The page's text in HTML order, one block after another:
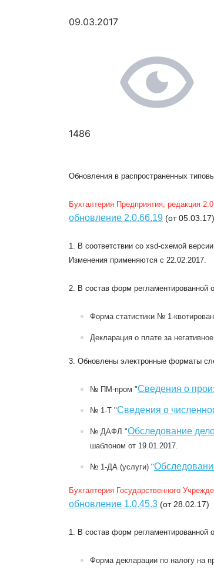
09.03.2017
1486
Обновления в распространенных
Бухгалтерия Предприятия, редакция 2.0
обновление 2.0.66.19 (от 05.03.17)
1. В соответствии со xsd-схемой
Изменения применяются с 22.02.2017.
2. В состав форм регламентированной
Форма статистики № 1-
Декларация о плате за
3. Обновлены электронные форматы
№ ПМ-пром "Сведения о
№ 1-Т "Сведения о
№ ДАФЛ "Обследование
шаблоном от 19.01.2017.
№ 1-ДА (услуги) "
Бухгалтерия Государственного
обновление 1.0.45.3 (от 28.02.17)
1. В состав форм регламентированной
Форма декларации по налогу на